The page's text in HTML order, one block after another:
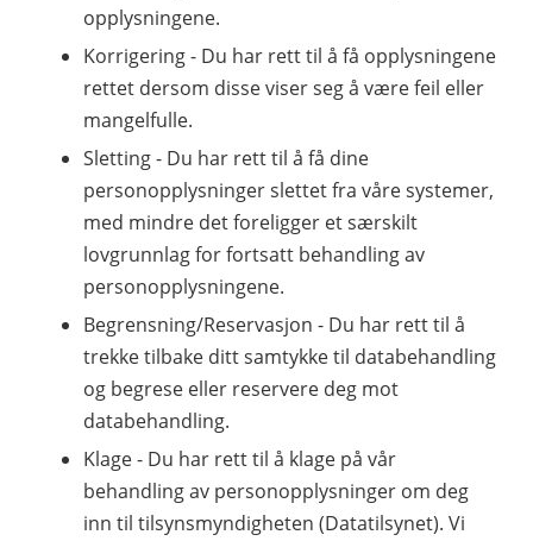
opplysningene.
Korrigering - Du har rett til å få opplysningene
rettet dersom disse viser seg å være feil eller
mangelfulle.
Sletting - Du har rett til å få dine
personopplysninger slettet fra våre systemer,
med mindre det foreligger et særskilt
lovgrunnlag for fortsatt behandling av
personopplysningene.
Begrensning/Reservasjon - Du har rett til å
trekke tilbake ditt samtykke til databehandling
og begrese eller reservere deg mot
databehandling.
Klage - Du har rett til å klage på vår
behandling av personopplysninger om deg
inn til tilsynsmyndigheten (Datatilsynet). Vi